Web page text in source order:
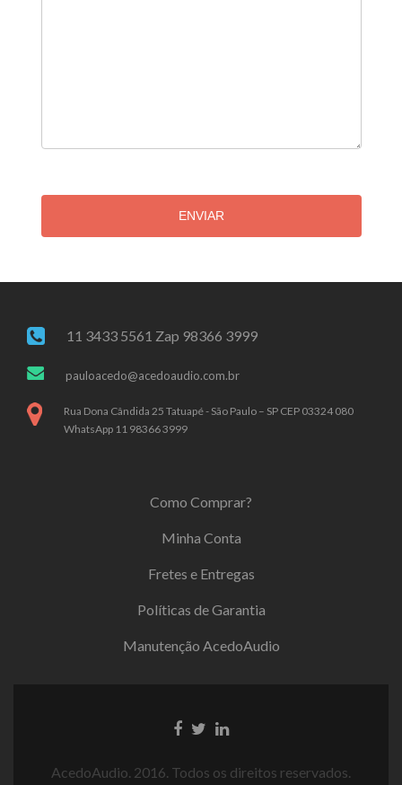
ENVIAR
11 3433 5561 Zap 98366 3999
pauloacedo@acedoaudio.com.br
Rua Dona Cândida 25 Tatuapé - São Paulo – SP CEP 03324 080
WhatsApp 11 98366 3999
Como Comprar?
Minha Conta
Fretes e Entregas
Políticas de Garantia
Manutenção AcedoAudio
AcedoAudio. 2016. Todos os direitos reservados.